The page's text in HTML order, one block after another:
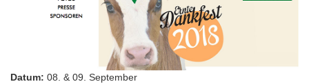
Datum: 08. & 09. September